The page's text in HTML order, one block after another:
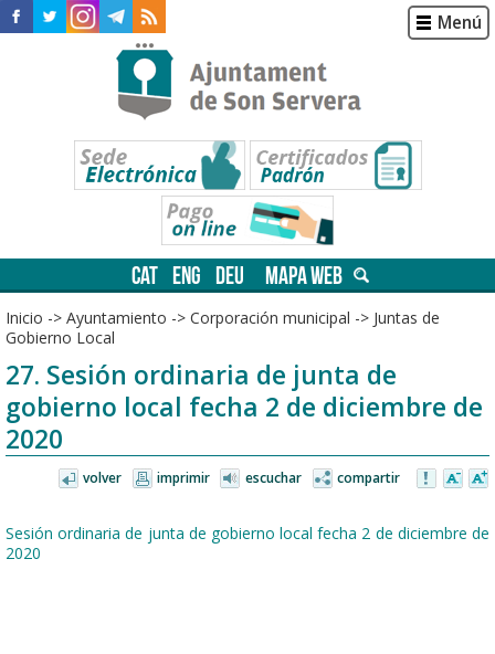
Menú
CAT ENG DEU MAPA WEB
Inicio -> Ayuntamiento -> Corporación municipal -> Juntas de
Gobierno Local
27. Sesión ordinaria de junta de
gobierno local fecha 2 de diciembre de
2020
volver imprimir escuchar compartir
Sesión ordinaria de junta de gobierno local fecha 2 de diciembre de
2020